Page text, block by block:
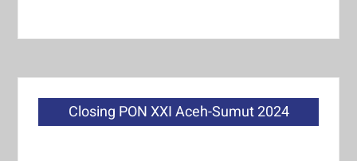
Closing PON XXI Aceh-Sumut 2024